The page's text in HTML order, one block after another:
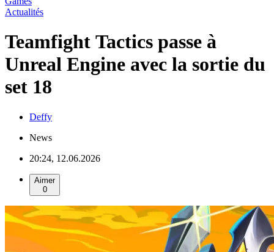
Actualités
Teamfight Tactics passe à
Unreal Engine avec la sortie du
set 18
Deffy
News
20:24, 12.06.2026
Aimer
0